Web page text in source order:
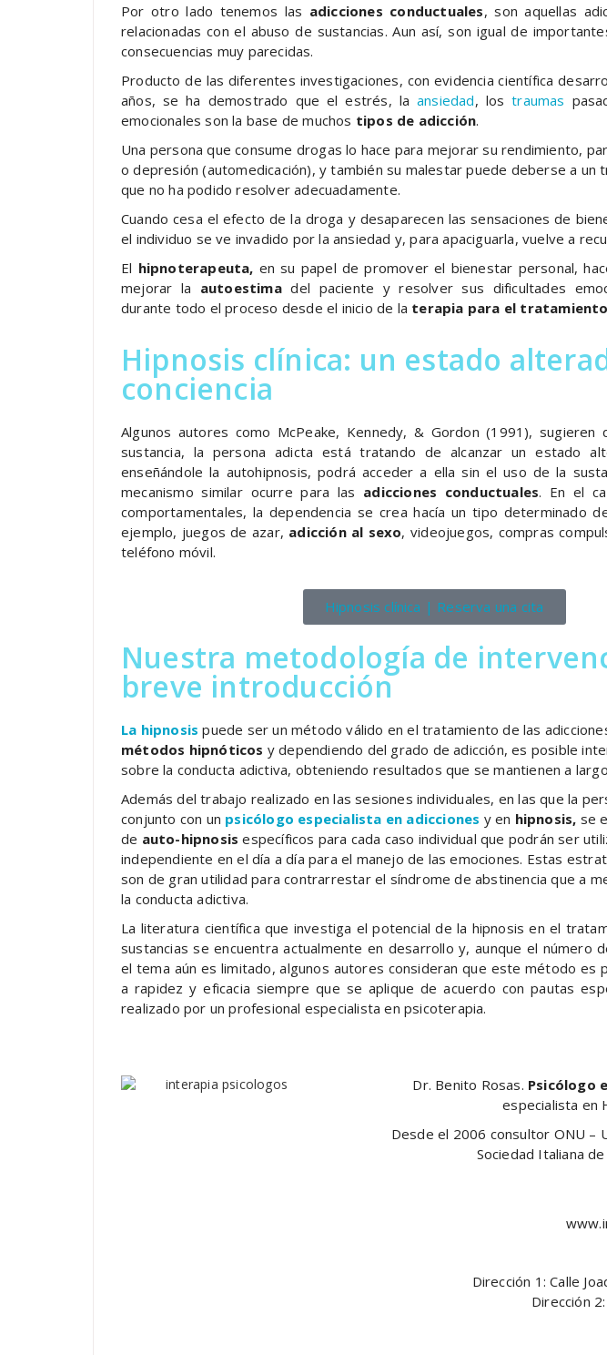
Por otro lado tenemos las adicciones conductuales, son aquellas
relacionadas con el abuso de sustancias. Aun así, son igual de
consecuencias muy parecidas.
Producto de las diferentes investigaciones, con evidencia científica
años, se ha demostrado que el estrés, laansiedad, lostraumas
emocionales son la base de muchos tipos de adicción.
Una persona que consume drogas lo hace para mejorar su rendimiento,
o depresión (automedicación), y también su malestar puede deberse a un
que no ha podido resolver adecuadamente.
Cuando cesa el efecto de la droga y desaparecen las sensaciones de
el individuo se ve invadido por la ansiedad y, para apaciguarla, vuelve a
El hipnoterapeuta, en su papel de promover el bienestar personal,
mejorar la autoestimadel paciente y resolver sus dificultades
durante todo el proceso desde el inicio de la terapia para el
Hipnosis clínica: un estado
conciencia
Algunos autores como McPeake, Kennedy, & Gordon (1991), sugieren
sustancia, la persona adicta está tratando de alcanzar un estado
enseñándole la autohipnosis, podrá acceder a ella sin el uso de la
mecanismo similar ocurre para las adicciones conductuales. En el
comportamentales, la dependencia se crea hacía un tipo determinado
ejemplo, juegos de azar, adicción al sexo, videojuegos, compras
teléfono móvil.
Hipnosis clínica | Reserva una cita
Nuestra metodología de
breve introducción
La hipnosis puede ser un método válido en el tratamiento de las
métodos hipnóticos y dependiendo del grado de adicción, es posible
sobre la conducta adictiva, obteniendo resultados que se mantienen a
Además del trabajo realizado en las sesiones individuales, en las que la
conjunto con un psicólogo especialista en adicciones y en hipnosis, se
de auto-hipnosis específicos para cada caso individual que podrán ser
independiente en el día a día para el manejo de las emociones. Estas
son de gran utilidad para contrarrestar el síndrome de abstinencia que a
la conducta adictiva.
La literatura científica que investiga el potencial de la hipnosis en el
sustancias se encuentra actualmente en desarrollo y, aunque el número
el tema aún es limitado, algunos autores consideran que este método es
a rapidez y eficacia siempre que se aplique de acuerdo con pautas
realizado por un profesional especialista en psicoterapia.
Dr. Benito Rosas. Psicólogo
especialista en
Desde el 2006 consultor ONU –
Sociedad Italiana
Dirección 1: Calle
Dirección